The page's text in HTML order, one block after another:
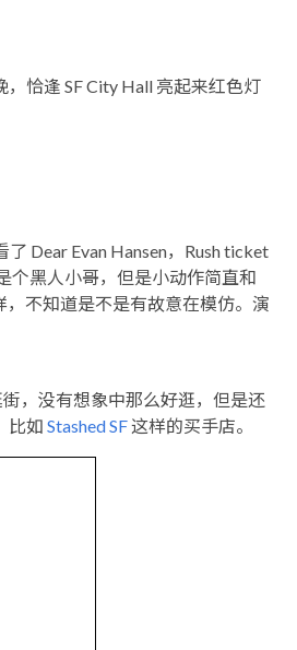
恰逢 SF City Hall 亮起来红色灯
了 Dear Evan Hansen，Rush ticket
个黑人小哥，但是小动作简直和
，不知道是不是有故意在模仿。演
，没有想象中那么好逛，但是还
比如 Stashed SF这样的买手店。